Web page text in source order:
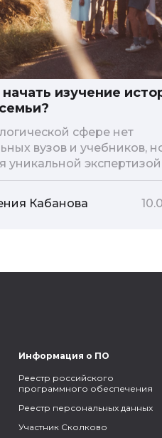
изучение
сфере нет
вузов и учебников,
уникальной
авторскую
архивно-
ее мы
Кабанова
Информация о ПО
Реестр российского
программного обеспечения
Реестр персональных данных
Участник Сколково